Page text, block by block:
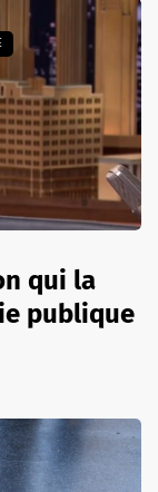
qui la
publique